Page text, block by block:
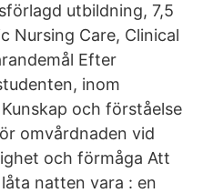
utbildning, 7,5
Nursing Care, Clinical
Efter
inom
och förståelse
omvårdnaden vid
och förmåga Att
natten vara : en